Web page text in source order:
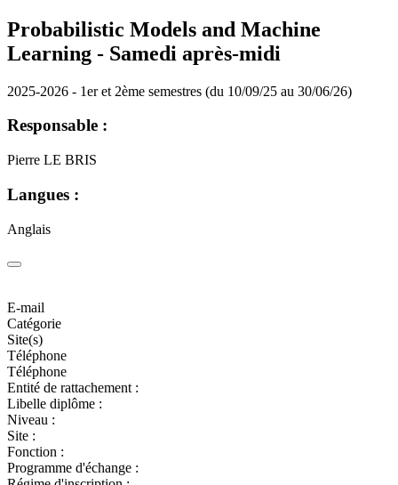
Probabilistic Models and Machine
Learning - Samedi après-midi
2025-2026 - 1er et 2ème semestres (du 10/09/25 au 30/06/26)
Responsable :
Pierre LE BRIS
Langues :
Anglais
E-mail
Catégorie
Site(s)
Téléphone
Téléphone
Entité de rattachement :
Libelle diplôme :
Niveau :
Site :
Fonction :
Programme d'échange :